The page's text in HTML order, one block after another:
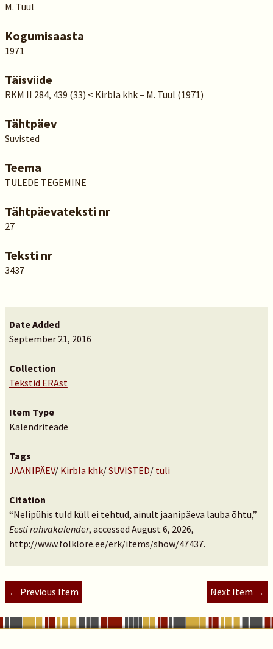
M. Tuul
Kogumisaasta
1971
Täisviide
RKM II 284, 439 (33) < Kirbla khk – M. Tuul (1971)
Tähtpäev
Suvisted
Teema
TULEDE TEGEMINE
Tähtpäevateksti nr
27
Teksti nr
3437
Date Added
September 21, 2016
Collection
Tekstid ERAst
Item Type
Kalendriteade
Tags
JAANIPÄEV/ Kirbla khk/SUVISTED/ tuli
Citation
“Nelipühis tuld küll ei tehtud, ainult jaanipäeva lauba õhtu,”
Eesti rahvakalender, accessed August 6, 2026,
http://www.folklore.ee/erk/items/show/47437.
← Previous Item Next Item →